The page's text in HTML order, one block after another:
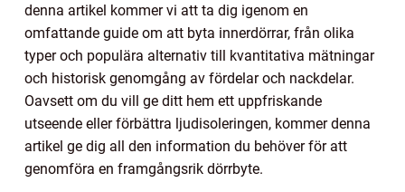
denna artikel kommer vi att ta dig igenom en
omfattande guide om att byta innerdörrar, från olika
typer och populära alternativ till kvantitativa mätningar
och historisk genomgång av fördelar och nackdelar.
Oavsett om du vill ge ditt hem ett uppfriskande
utseende eller förbättra ljudisoleringen, kommer denna
artikel ge dig all den information du behöver för att
genomföra en framgångsrik dörrbyte.